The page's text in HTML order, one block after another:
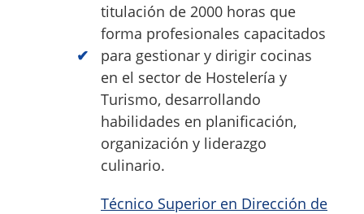
titulación de 2000 horas que
forma profesionales capacitados
para gestionar y dirigir cocinas
en el sector de Hostelería y
Turismo, desarrollando
habilidades en planificación,
organización y liderazgo
culinario.
Técnico Superior en Dirección de